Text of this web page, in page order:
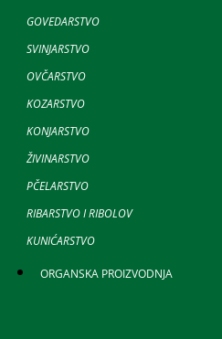
GOVEDARSTVO
SVINJARSTVO
OVČARSTVO
KOZARSTVO
KONJARSTVO
ŽIVINARSTVO
PČELARSTVO
RIBARSTVO I RIBOLOV
KUNIĆARSTVO
ORGANSKA PROIZVODNJA